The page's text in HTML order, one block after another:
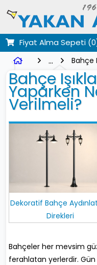
Fiyat Alma Sepeti
...
Bahçe
Yaparken
Verilmeli?
Dekoratif Bahçe
Direkleri
Bahçeler her mevsim
ferahlatan yerlerdir. Gün